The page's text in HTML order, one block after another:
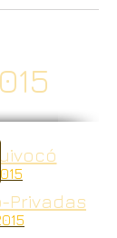
Privadas